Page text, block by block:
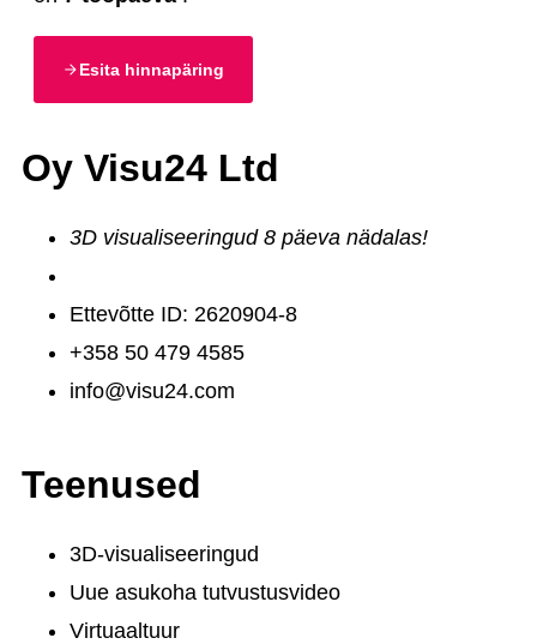
Esita hinnapäring
Oy Visu24 Ltd
3D visualiseeringud 8 päeva nädalas!
Ettevõtte ID: 2620904-8
+358 50 479 4585
info@visu24.com
Teenused
3D-visualiseeringud
Uue asukoha tutvustusvideo
Virtuaaltuur